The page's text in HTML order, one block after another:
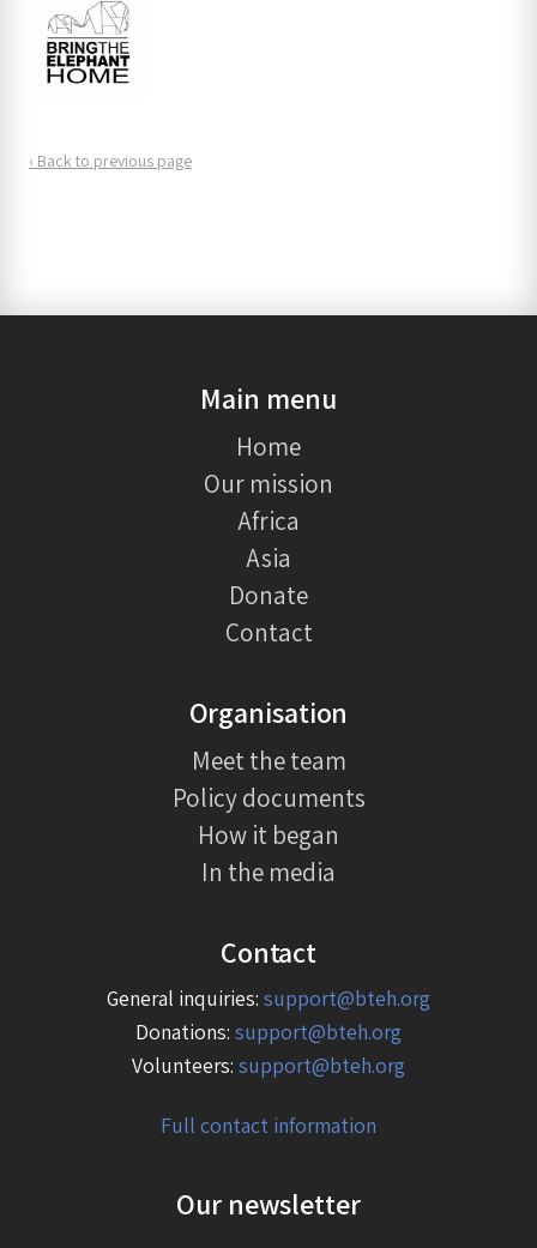
‹ Back to previous page
Main menu
Home
Our mission
Africa
Asia
Donate
Contact
Organisation
Meet the team
Policy documents
How it began
In the media
Contact
General inquiries: support@bteh.org
Donations: support@bteh.org
Volunteers: support@bteh.org
Full contact information
Our newsletter